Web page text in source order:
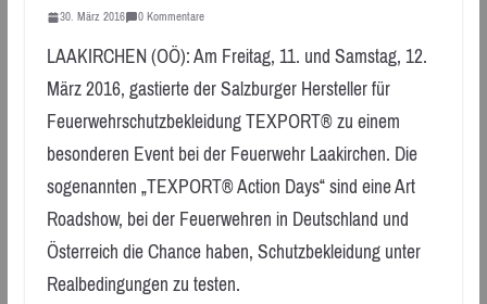
30. März 2016 0 Kommentare
LAAKIRCHEN (OÖ): Am Freitag, 11. und Samstag, 12.
März 2016, gastierte der Salzburger Hersteller für
Feuerwehrschutzbekleidung TEXPORT® zu einem
besonderen Event bei der Feuerwehr Laakirchen. Die
sogenannten „TEXPORT® Action Days“ sind eine Art
Roadshow, bei der Feuerwehren in Deutschland und
Österreich die Chance haben, Schutzbekleidung unter
Realbedingungen zu testen.